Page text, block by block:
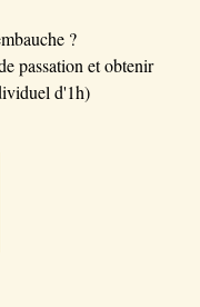
?
passation et obtenir
d'1h)